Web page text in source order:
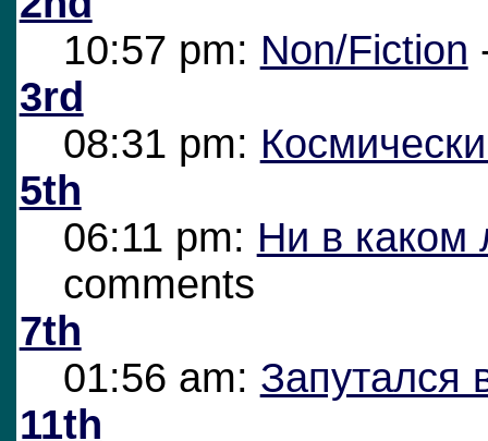
10:57 pm: Non/Fiction
3rd
08:31 pm:
5th
06:11 pm: Ни в каком
comments
7th
01:56 am: Запутался
11th